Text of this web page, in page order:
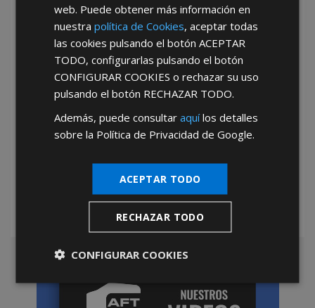
He leído y acepto laPolítica de Privacidad
*Abstenerse particulares, sólo venta a tiendas y empresas minoristas y
web. Puede obtener más información en
nuestrapolítica de Cookies, aceptar todas
las cookies pulsando el botónACEPTAR
TODO, configurarlas pulsando el botón
CONFIGURAR COOKIES o rechazar su uso
pulsando el botón RECHAZAR TODO.
Además, puede consultaraquílos detalles
sobre la Política de Privacidad de Google.
ACEPTAR TODO
RECHAZAR TODO
CONFIGURAR COOKIES